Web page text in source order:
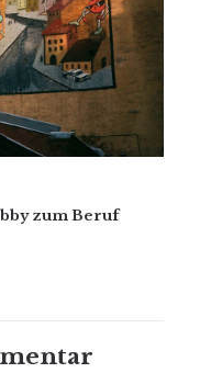
zum Beruf